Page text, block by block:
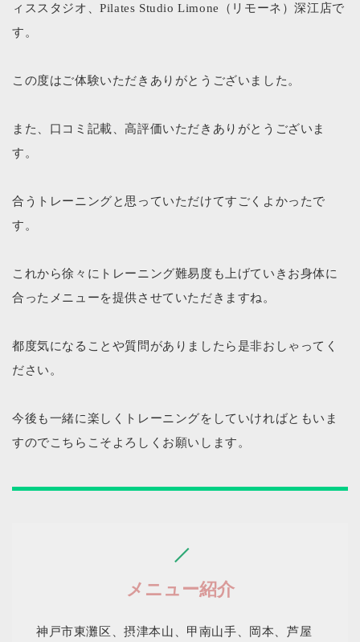
ィススタジオ、Pilates Studio Limone（リモーネ）深江店で
す。
この度はご体験いただきありがとうございました。
また、口コミ記載、高評価いただきありがとうございま
す。
合うトレーニングと思っていただけてすごくよかったで
す。
これから徐々にトレーニング難易度も上げていきお身体に
合ったメニューを提供させていただきますね。
都度気になることや質問がありましたら是非おしゃってく
ださい。
今後も一緒に楽しくトレーニングをしていければともいま
すのでこちらこそよろしくお願いします。
メニュー紹介
神戸市東灘区、摂津本山、甲南山手、岡本、芦屋